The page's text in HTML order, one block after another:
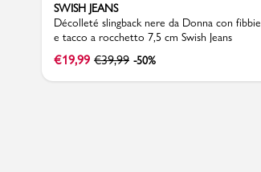
SWISH JEANS
Décolleté slingback nere da Donna con fibbie
e tacco a rocchetto 7,5 cm Swish Jeans
€19,99 €39,99 -50%